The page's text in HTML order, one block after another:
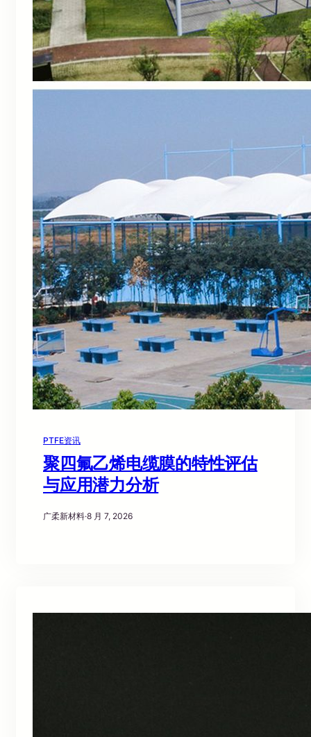
PTFE资讯
聚四氟乙烯电缆膜的特性评估
与应用潜力分析
广柔新材料·8 月 7, 2026